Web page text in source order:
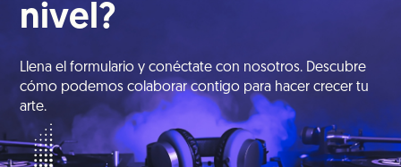
nivel?
Llena el formulario y conéctate con nosotros. Descubre
cómo podemos colaborar contigo para hacer crecer tu
arte.